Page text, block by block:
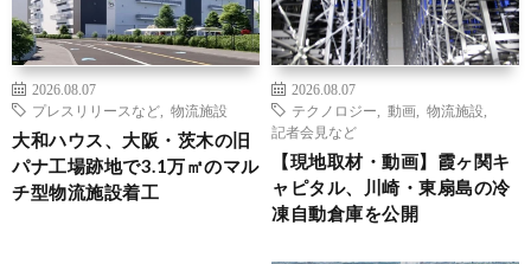
2026.08.07
プレスリリースなど
物流施設
大和ハウス、大阪・茨木の旧
パナ工場跡地で3.1万㎡のマル
チ型物流施設着工
2026.08.07
テクノロジー
動画 物流施設
記者会見など
【現地取材・動画】霞ヶ関キ
ャピタル、川崎・東扇島の冷
凍自動倉庫を公開